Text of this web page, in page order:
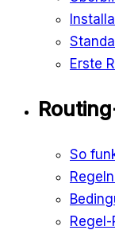
Erste
So
Regel-